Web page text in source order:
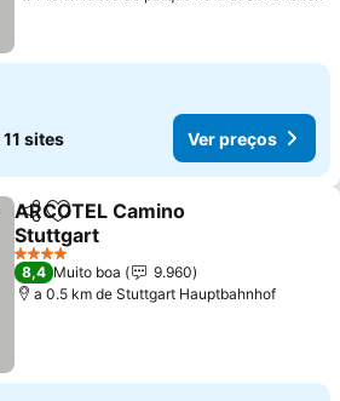
11 sites Ver preços
PartilharAdicionar aos favoritos
ARCOTEL Camino
Stuttgart
4 Estrelas
8,4 Muito boa
9.960
a 0.5 km de Stuttgart Hauptbahnhof